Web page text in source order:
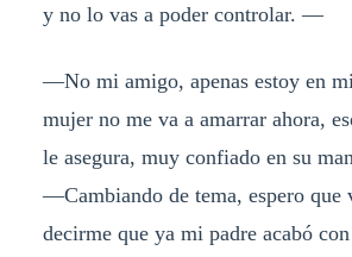
y no lo vas a poder controlar. —
—No mi amigo, apenas estoy en
mujer no me va a amarrar ahora,
le asegura, muy confiado en su
—Cambiando de tema, espero que
decirme que ya mi padre acabó